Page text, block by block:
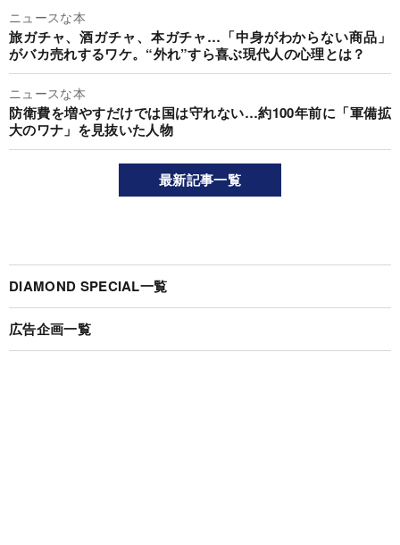
ニュースな本
旅ガチャ、酒ガチャ、本ガチャ…「中身がわからない商品」
がバカ売れするワケ。“外れ”すら喜ぶ現代人の心理とは？
ニュースな本
防衛費を増やすだけでは国は守れない…約100年前に「軍備拡
大のワナ」を見抜いた人物
最新記事一覧
DIAMOND SPECIAL一覧
広告企画一覧